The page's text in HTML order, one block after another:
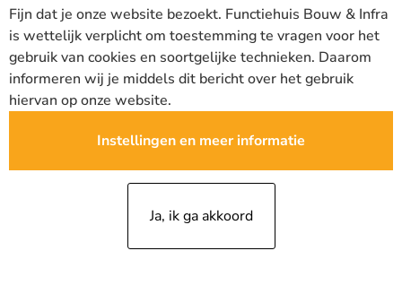
Fijn dat je onze website bezoekt. Functiehuis Bouw & Infra
is wettelijk verplicht om toestemming te vragen voor het
gebruik van cookies en soortgelijke technieken. Daarom
informeren wij je middels dit bericht over het gebruik
hiervan op onze website.
Instellingen en meer informatie
Ja, ik ga akkoord